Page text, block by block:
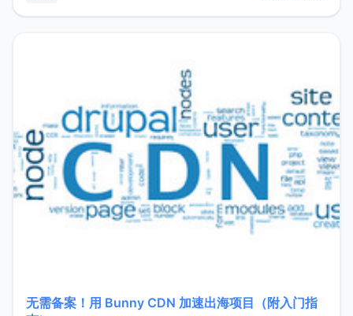
件间频繁切换，仅凭 HexHub 即可同时搞定运维与数据库操
无需备案！用 Bunny CDN 加速出海项目（附入门指